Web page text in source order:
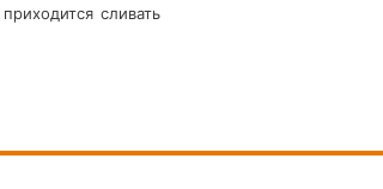
сливать